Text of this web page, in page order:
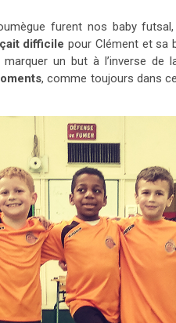
furent nos baby
difficile pour Clément et sa
un but à l’inverse de
, comme toujours dans